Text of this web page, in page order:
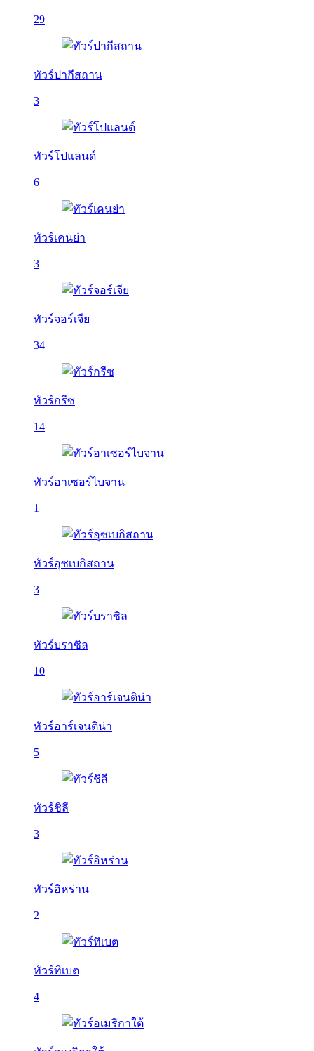
29
ทัวร์ปากีสถาน
3
ทัวร์โปแลนด์
6
ทัวร์เคนย่า
3
ทัวร์จอร์เจีย
34
ทัวร์กรีซ
14
ทัวร์อาเซอร์ไบจาน
1
ทัวร์อุซเบกิสถาน
3
ทัวร์บราซิล
10
ทัวร์อาร์เจนติน่า
5
ทัวร์ชิลี
3
ทัวร์อิหร่าน
2
ทัวร์ทิเบต
4